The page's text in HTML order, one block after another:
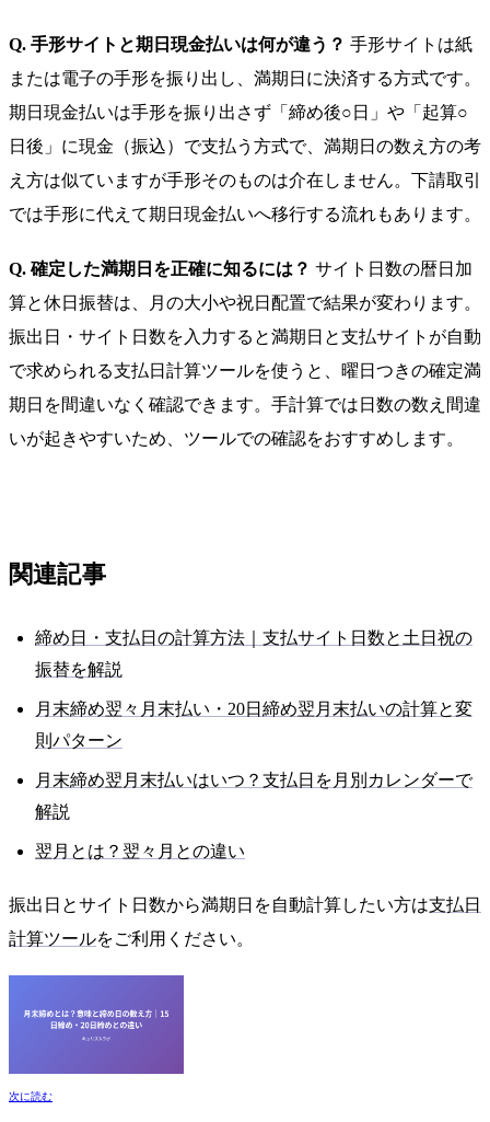
Q. 手形サイトと期日現金払いは何が違う？ 手形サイトは紙
または電子の手形を振り出し、満期日に決済する方式です。
期日現金払いは手形を振り出さず「締め後○日」や「起算○
日後」に現金（振込）で支払う方式で、満期日の数え方の考
え方は似ていますが手形そのものは介在しません。下請取引
では手形に代えて期日現金払いへ移行する流れもあります。
Q. 確定した満期日を正確に知るには？ サイト日数の暦日加
算と休日振替は、月の大小や祝日配置で結果が変わります。
振出日・サイト日数を入力すると満期日と支払サイトが自動
で求められる支払日計算ツールを使うと、曜日つきの確定満
期日を間違いなく確認できます。手計算では日数の数え間違
いが起きやすいため、ツールでの確認をおすすめします。
関連記事
締め日・支払日の計算方法｜支払サイト日数と土日祝の
振替を解説
月末締め翌々月末払い・20日締め翌月末払いの計算と変
則パターン
月末締め翌月末払いはいつ？支払日を月別カレンダーで
解説
翌月とは？翌々月との違い
振出日とサイト日数から満期日を自動計算したい方は支払日
計算ツールをご利用ください。
次に読む